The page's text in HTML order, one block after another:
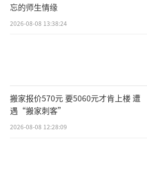
忘的师生情缘
2026-08-08 13:38:24
搬家报价570元 要5060元才肯上楼 遭
遇“搬家刺客”
2026-08-08 12:28:09